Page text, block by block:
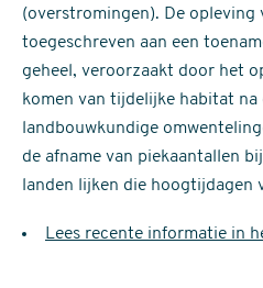
(overstromingen). De opleving
toegeschreven aan een
geheel, veroorzaakt door het
komen van tijdelijke habitat na
landbouwkundige
de afname van piekaantallen
landen lijken die hoogtijdagen
Lees recente informatie in